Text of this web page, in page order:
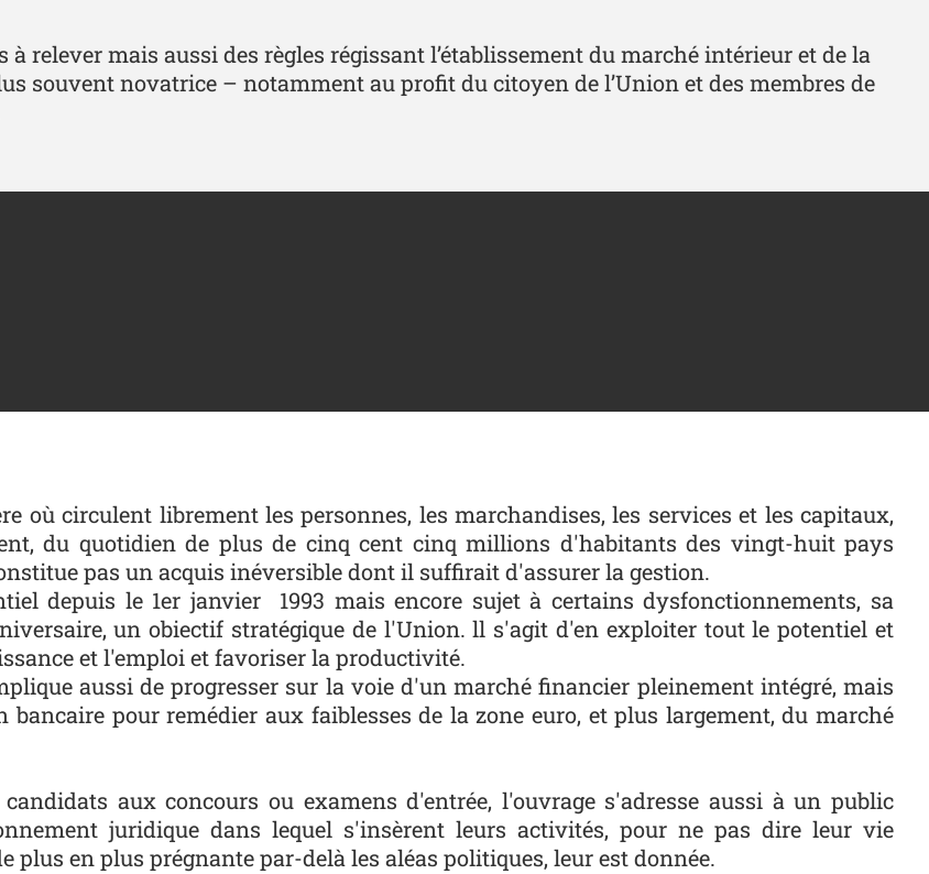
relever mais aussi des règles régissant l’établissement du marché intérieur et de la
souvent novatrice – notamment au profit du citoyen de l’Union et des membres de
où circulent librement les personnes, les marchandises, les services et les capitaux,
du quotidien de plus de cinq cent cinq millions d'habitants des vingt-huit pays
pas un acquis inéversible dont il suffirait d'assurer la gestion.
depuis le 1er janvier 1993 mais encore sujet à certains dysfonctionnements, sa
un obiectif stratégique de l'Union. ll s'agit d'en exploiter tout le potentiel et
et l'emploi et favoriser la productivité.
aussi de progresser sur la voie d'un marché financier pleinement intégré, mais
pour remédier aux faiblesses de la zone euro, et plus largement, du marché
aux concours ou examens d'entrée, l'ouvrage s'adresse aussi à un public
juridique dans lequel s'insèrent leurs activités, pour ne pas dire leur vie
plus en plus prégnante par-delà les aléas politiques, leur est donnée.